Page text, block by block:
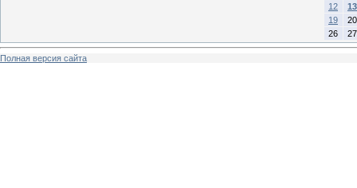
12
13
19
20
26
27
Полная версия сайта